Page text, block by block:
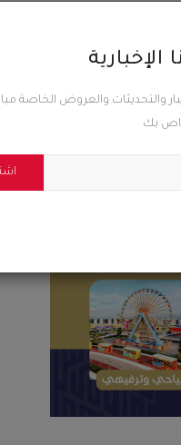
والتحديثات والعروض الخاصة
بك
0